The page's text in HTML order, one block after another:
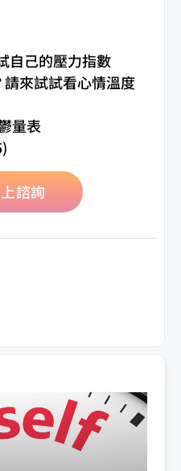
自己的壓力指數
來試試看心情溫度
量表
諮詢